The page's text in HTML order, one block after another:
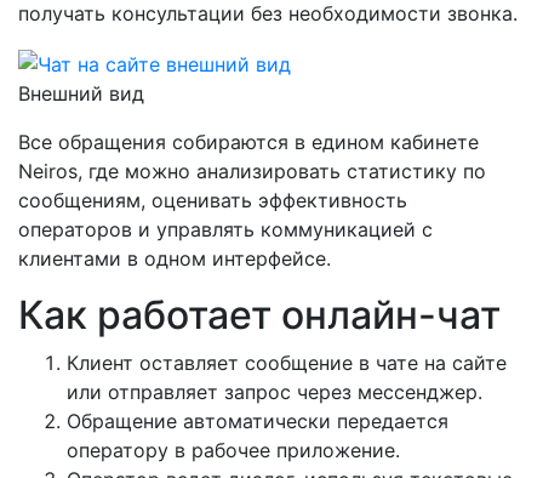
получать консультации без необходимости звонка.
Внешний вид
Все обращения собираются в едином кабинете
Neiros, где можно анализировать статистику по
сообщениям, оценивать эффективность
операторов и управлять коммуникацией с
клиентами в одном интерфейсе.
Как работает онлайн-чат
Клиент оставляет сообщение в чате на сайте
или отправляет запрос через мессенджер.
Обращение автоматически передается
оператору в рабочее приложение.